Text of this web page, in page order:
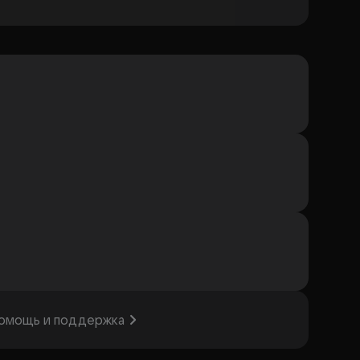
и поддержка